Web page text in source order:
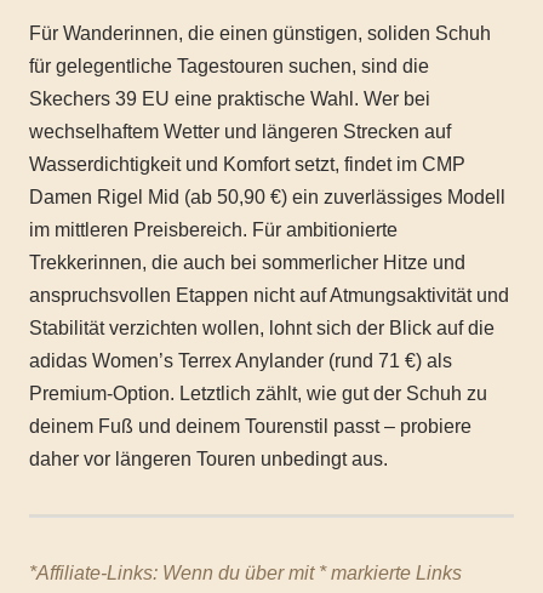
Für Wanderinnen, die einen günstigen, soliden Schuh
für gelegentliche Tagestouren suchen, sind die
Skechers 39 EU eine praktische Wahl. Wer bei
wechselhaftem Wetter und längeren Strecken auf
Wasserdichtigkeit und Komfort setzt, findet im CMP
Damen Rigel Mid (ab 50,90 €) ein zuverlässiges Modell
im mittleren Preisbereich. Für ambitionierte
Trekkerinnen, die auch bei sommerlicher Hitze und
anspruchsvollen Etappen nicht auf Atmungsaktivität und
Stabilität verzichten wollen, lohnt sich der Blick auf die
adidas Women’s Terrex Anylander (rund 71 €) als
Premium-Option. Letztlich zählt, wie gut der Schuh zu
deinem Fuß und deinem Tourenstil passt – probiere
daher vor längeren Touren unbedingt aus.
*Affiliate-Links: Wenn du über mit * markierte Links